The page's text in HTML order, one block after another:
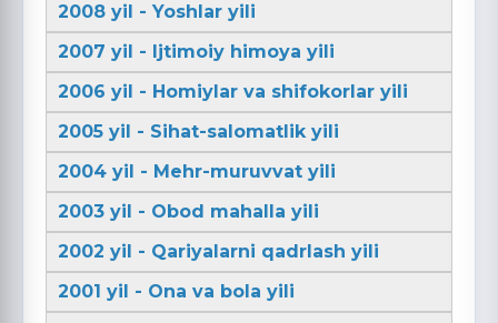
2008 yil - Yoshlar yili
2007 yil - Ijtimoiy himoya yili
2006 yil - Homiylar va shifokorlar yili
2005 yil - Sihat-salomatlik yili
2004 yil - Mehr-muruvvat yili
2003 yil - Obod mahalla yili
2002 yil - Qariyalarni qadrlash yili
2001 yil - Ona va bola yili